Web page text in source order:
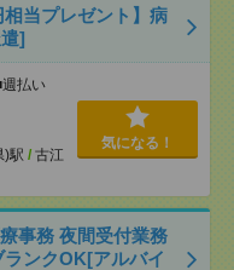
当プレゼント】病
]
払い
)駅 / 古江
気になる！
事務 夜間受付業務
ンクOK[アルバイ